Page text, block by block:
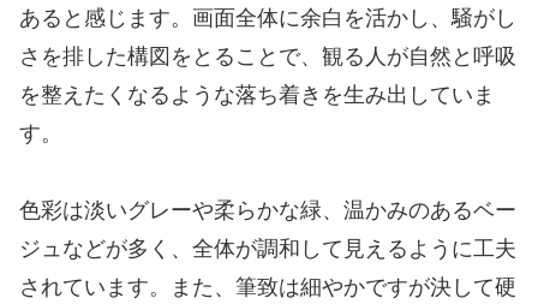
あると感じます。画面全体に余白を活かし、騒がし
さを排した構図をとることで、観る人が自然と呼吸
を整えたくなるような落ち着きを生み出していま
す。
色彩は淡いグレーや柔らかな緑、温かみのあるベー
ジュなどが多く、全体が調和して見えるように工夫
されています。また、筆致は細やかですが決して硬